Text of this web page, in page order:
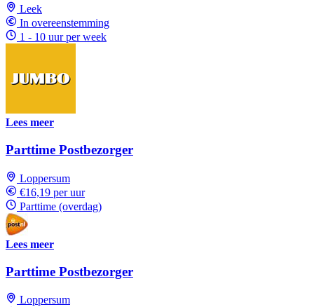
Leek
In overeenstemming
1 - 10 uur per week
Lees meer
Parttime Postbezorger
Loppersum
€16,19 per uur
Parttime (overdag)
Lees meer
Parttime Postbezorger
Loppersum